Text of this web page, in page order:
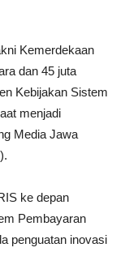
Kemerdekaan
dan 45 juta
Kebijakan Sistem
menjadi
Media Jawa
ke depan
Pembayaran
penguatan inovasi